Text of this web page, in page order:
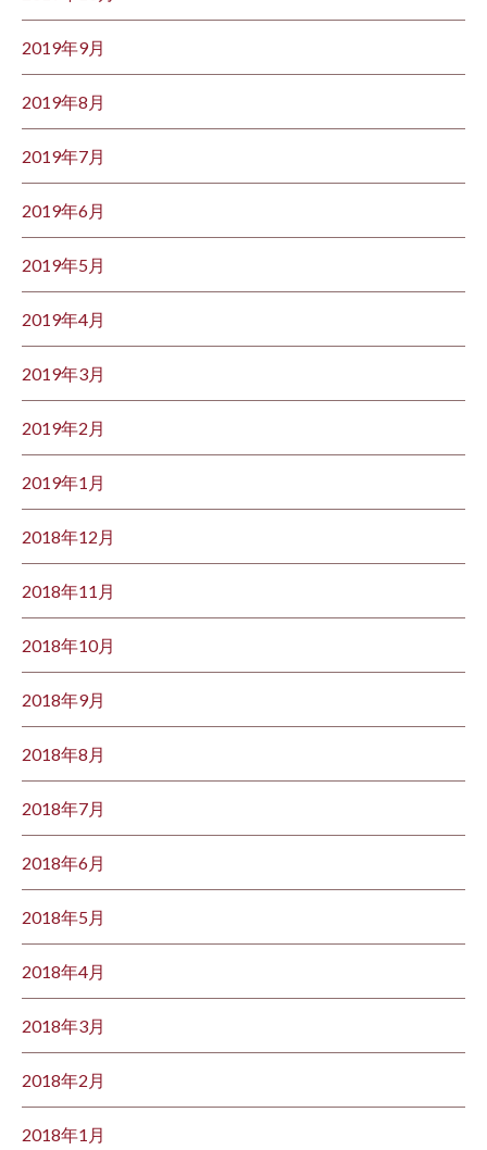
2019年9月
2019年8月
2019年7月
2019年6月
2019年5月
2019年4月
2019年3月
2019年2月
2019年1月
2018年12月
2018年11月
2018年10月
2018年9月
2018年8月
2018年7月
2018年6月
2018年5月
2018年4月
2018年3月
2018年2月
2018年1月